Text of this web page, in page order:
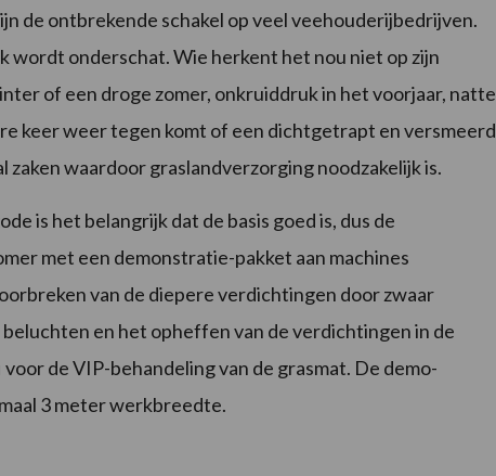
de ontbrekende schakel op veel veehouderijbedrijven.
wordt onderschat. Wie herkent het nou niet op zijn
of een droge zomer, onkruiddruk in het voorjaar, natte
keer weer tegen komt of een dichtgetrapt en versmeerd
zaken waardoor graslandverzorging noodzakelijk is.
is het belangrijk dat de basis goed is, dus de
met een demonstratie-pakket aan machines
van de diepere verdichtingen door zwaar
en het opheffen van de verdichtingen in de
de VIP-behandeling van de grasmat. De demo-
3 meter werkbreedte.